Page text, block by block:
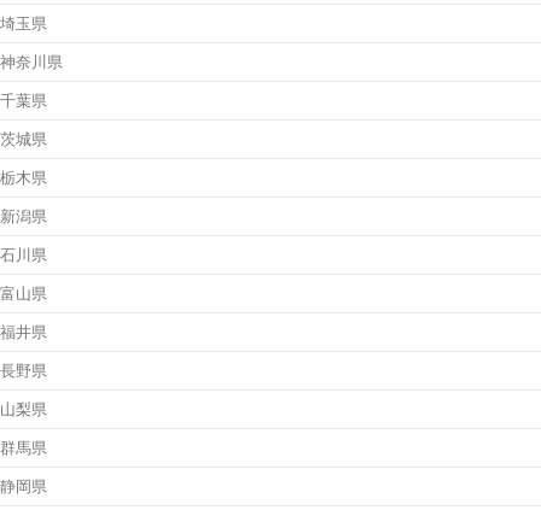
埼玉県
神奈川県
千葉県
茨城県
栃木県
新潟県
石川県
富山県
福井県
長野県
山梨県
群馬県
静岡県